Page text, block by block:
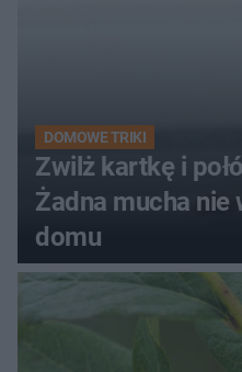
DOMOWE TRIKI
Zwilż kartkę i
Żadna mucha
domu